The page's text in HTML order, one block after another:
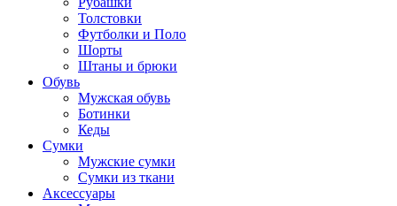
Толстовки
Футболки и Поло
Шорты
Штаны и брюки
Обувь
Мужская обувь
Ботинки
Кеды
Сумки
Мужские сумки
Сумки из ткани
Аксессуары